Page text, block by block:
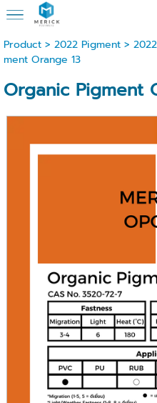
Product> 2022 Pigment>
ment Orange 13
Organic Pigment